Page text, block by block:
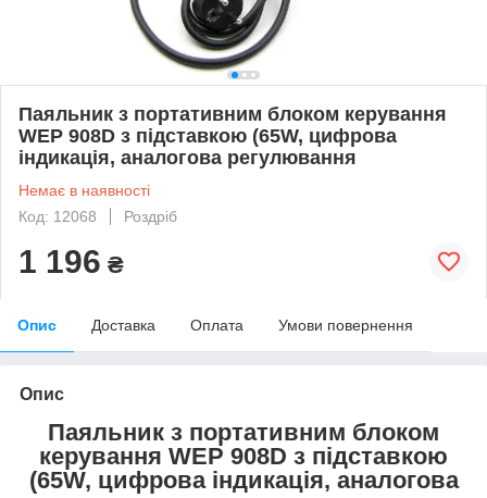
Паяльник з портативним блоком керування
WEP 908D з підставкою (65W, цифрова
індикація, аналогова регулювання
Немає в наявності
Код: 12068
Роздріб
1 196 ₴
Опис Доставка Оплата Умови повернення
Опис
Паяльник з портативним блоком
керування WEP 908D з підставкою
(65W, цифрова індикація, аналогова